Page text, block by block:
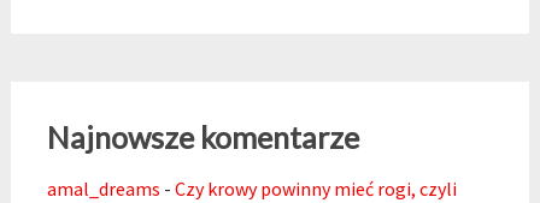
Najnowsze komentarze
amal_dreams - Czy krowy powinny mieć rogi, czyli